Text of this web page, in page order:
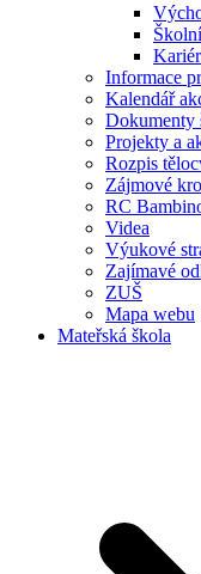
Informace
Kalendář
Dokumenty
Projekty a
Rozpis
Zájmové
RC
Videa
Výukové
Zajímavé
ZUŠ
Mapa webu
Mateřská škola